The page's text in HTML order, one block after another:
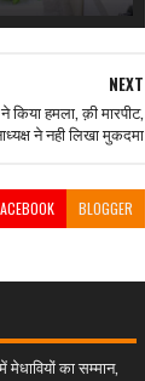
NEXT
किया हमला, क़ी मारपीट,
ने नही लिखा मुकदमा
BLOGGER
मेधावियों का सम्मान,